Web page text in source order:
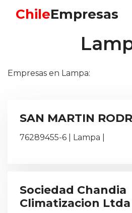
ChileEmpresas
Empresas en Lampa:
SAN MARTIN
76289455-6 | Lampa |
Sociedad Chandia
Climatizacion Ltda